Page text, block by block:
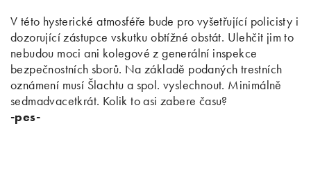
V této hysterické atmosféře bude pro vyšetřující policisty i
dozorující zástupce vskutku obtížné obstát. Ulehčit jim to
nebudou moci ani kolegové z generální inspekce
bezpečnostních sborů. Na základě podaných trestních
oznámení musí Šlachtu a spol. vyslechnout. Minimálně
sedmadvacetkrát. Kolik to asi zabere času?
-pes-